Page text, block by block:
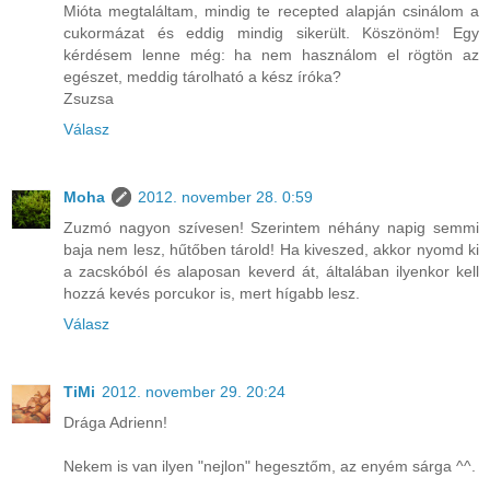
Mióta megtaláltam, mindig te recepted alapján csinálom a
cukormázat és eddig mindig sikerült. Köszönöm! Egy
kérdésem lenne még: ha nem használom el rögtön az
egészet, meddig tárolható a kész íróka?
Zsuzsa
Válasz
Moha
2012. november 28. 0:59
Zuzmó nagyon szívesen! Szerintem néhány napig semmi
baja nem lesz, hűtőben tárold! Ha kiveszed, akkor nyomd ki
a zacskóból és alaposan keverd át, általában ilyenkor kell
hozzá kevés porcukor is, mert hígabb lesz.
Válasz
TiMi 2012. november 29. 20:24
Drága Adrienn!
Nekem is van ilyen "nejlon" hegesztőm, az enyém sárga ^^.